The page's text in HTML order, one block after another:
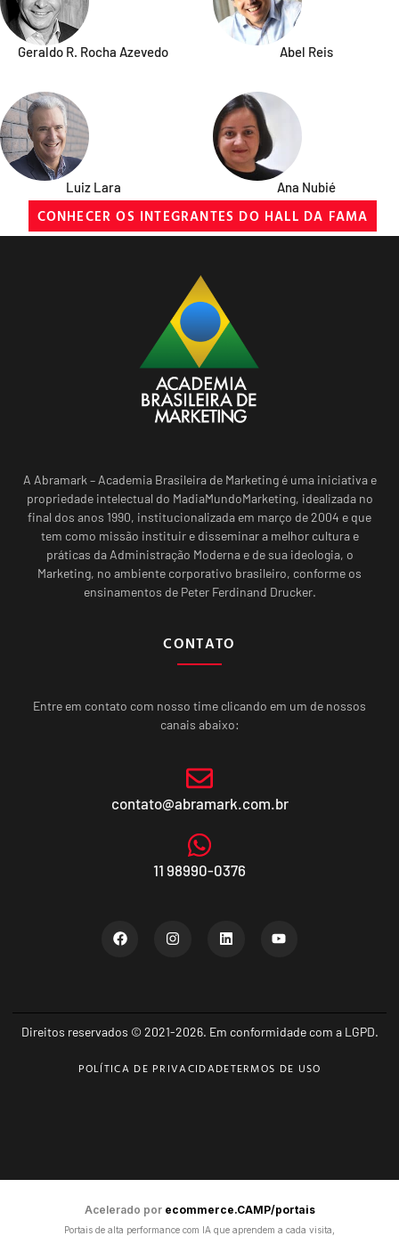
Geraldo R. Rocha Azevedo Abel Reis
Luiz Lara Ana Nubié
CONHECER OS INTEGRANTES DO HALL DA FAMA
A Abramark – Academia Brasileira de Marketing é uma iniciativa e
propriedade intelectual do MadiaMundoMarketing, idealizada no
final dos anos 1990, institucionalizada em março de 2004 e que
tem como missão instituir e disseminar a melhor cultura e
práticas da Administração Moderna e de sua ideologia, o
Marketing, no ambiente corporativo brasileiro, conforme os
ensinamentos de Peter Ferdinand Drucker.
CONTATO
Entre em contato com nosso time clicando em um de nossos
canais abaixo:
contato@abramark.com.br
11 98990-0376
Direitos reservados © 2021-2026. Em conformidade com a LGPD.
POLÍTICA DE PRIVACIDADETERMOS DE USO
Acelerado por ecommerce.CAMP/portais
Portais de alta performance com IA que aprendem a cada visita,